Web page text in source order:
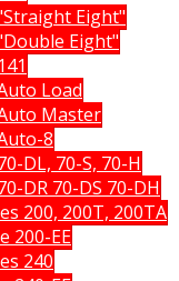
Eight"
Eight"
Load
Master
8
DL, 70-S, 70-H
DR 70-DS 70-DH
200, 200T, 200TA
200-EE
240